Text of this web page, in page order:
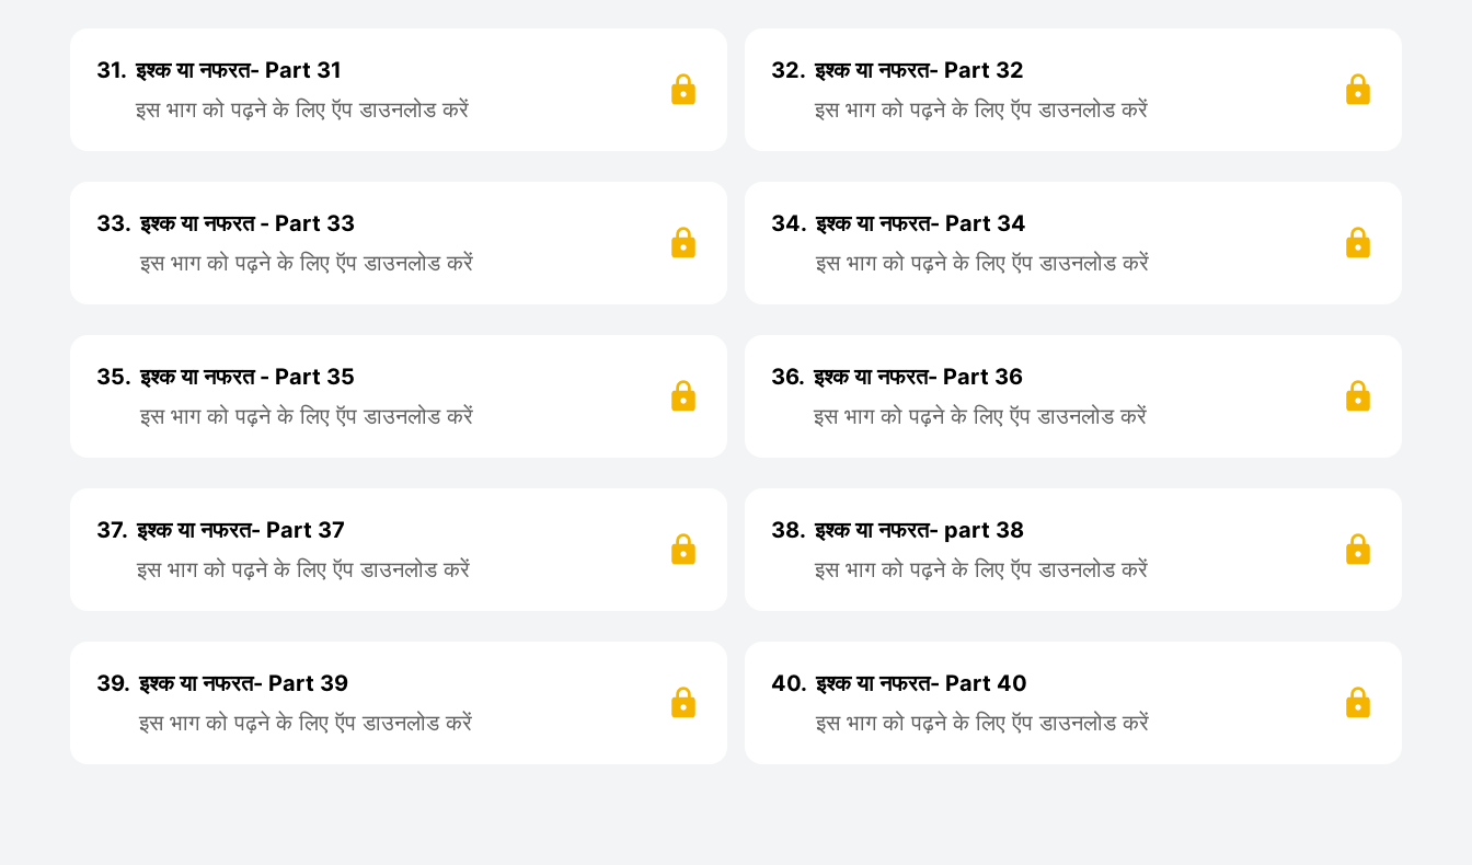
31. इश्क या नफरत- Part 31
इस भाग को पढ़ने के लिए ऍप डाउनलोड करें
32. इश्क या नफरत- Part 32
इस भाग को पढ़ने के लिए ऍप डाउनलोड करें
33. इश्क या नफरत - Part 33
इस भाग को पढ़ने के लिए ऍप डाउनलोड करें
34. इश्क या नफरत- Part 34
इस भाग को पढ़ने के लिए ऍप डाउनलोड करें
35. इश्क या नफरत - Part 35
इस भाग को पढ़ने के लिए ऍप डाउनलोड करें
36. इश्क या नफरत- Part 36
इस भाग को पढ़ने के लिए ऍप डाउनलोड करें
37. इश्क या नफरत- Part 37
इस भाग को पढ़ने के लिए ऍप डाउनलोड करें
38. इश्क या नफरत- part 38
इस भाग को पढ़ने के लिए ऍप डाउनलोड करें
39. इश्क या नफरत- Part 39
इस भाग को पढ़ने के लिए ऍप डाउनलोड करें
40. इश्क या नफरत- Part 40
इस भाग को पढ़ने के लिए ऍप डाउनलोड करें